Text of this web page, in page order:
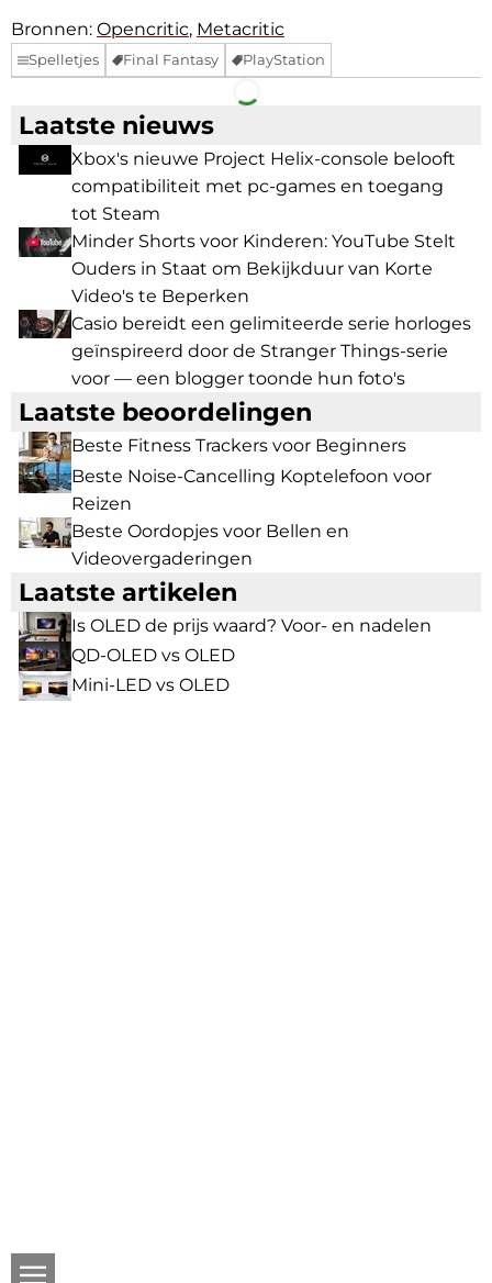
Bronnen: Opencritic, Metacritic
Spelletjes Final Fantasy PlayStation
Facebook Telegram
Laatste nieuws
Xbox's nieuwe Project Helix-console belooft
compatibiliteit met pc-games en toegang
tot Steam
Minder Shorts voor Kinderen: YouTube Stelt
Ouders in Staat om Bekijkduur van Korte
Video's te Beperken
Casio bereidt een gelimiteerde serie horloges
geïnspireerd door de Stranger Things-serie
voor — een blogger toonde hun foto's
Laatste beoordelingen
Beste Fitness Trackers voor Beginners
Beste Noise-Cancelling Koptelefoon voor
Reizen
Beste Oordopjes voor Bellen en
Videovergaderingen
Laatste artikelen
Is OLED de prijs waard? Voor- en nadelen
QD-OLED vs OLED
Mini-LED vs OLED